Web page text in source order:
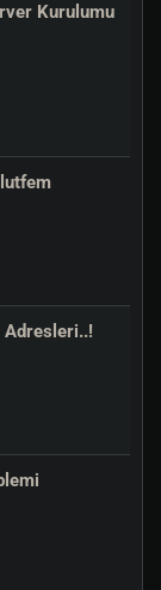
1.8.
pr
base.ta
cstrike.
gerçekleşti
Kurulumu
Adresleri..!